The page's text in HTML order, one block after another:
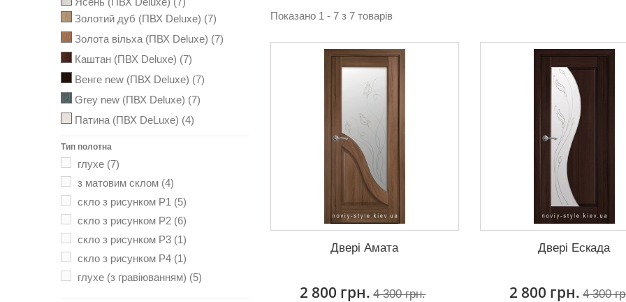
Золотий дуб (ПВХ Deluxe) (7)
Золота вільха (ПВХ Deluxe) (7)
Каштан (ПВХ Deluxe) (7)
Венге new (ПВХ Deluxe) (7)
Grey new (ПВХ Deluxe) (7)
Патина (ПВХ DeLuxe) (4)
Магнолия (Premium)
Антрацит (Premium)(1)
Сіра пастель (Premium)
Патина сіра (ПВХ DeLuxe)
Арктик мат (ПВХ DeLuxe)
Тип полотна
глухе (7)
з матовим склом (4)
скло з рисунком Р1 (5)
скло з рисунком Р2 (6)
скло з рисунком Р3 (1)
скло з рисунком Р4 (1)
глухе (з гравіюванням) (5)
Показано 1 - 7 з 7 товарів
Двері Амата
2 800 грн. 4 300 грн.
Двері Ескада
2 800 грн. 4 300